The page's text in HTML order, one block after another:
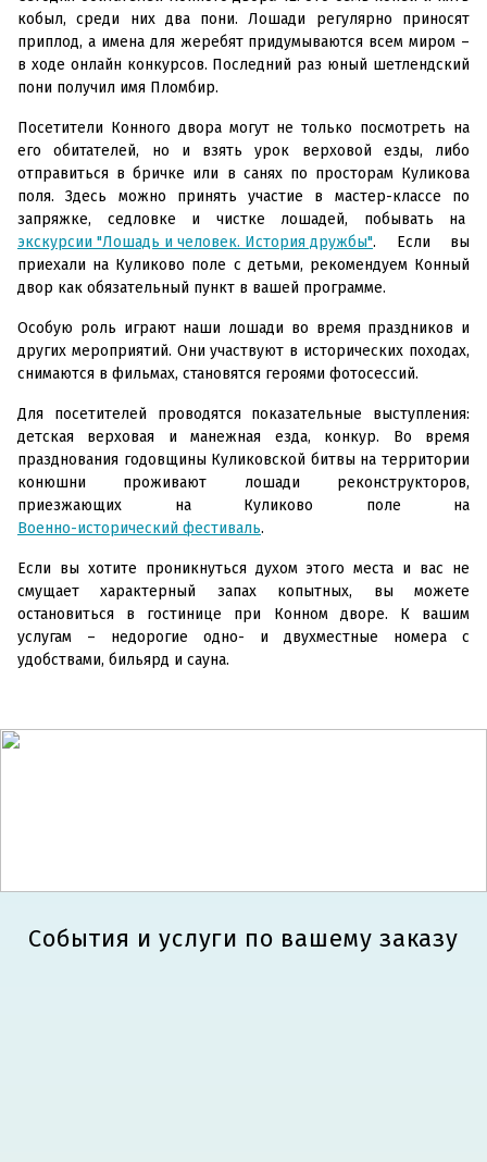
кобыл, среди них два пони. Лошади регулярно приносят
приплод, а имена для жеребят придумываются всем миром –
в ходе онлайн конкурсов. Последний раз юный шетлендский
пони получил имя Пломбир.
Посетители Конного двора могут не только посмотреть на
его обитателей, но и взять урок верховой езды, либо
отправиться в бричке или в санях по просторам Куликова
поля. Здесь можно принять участие в мастер-классе по
запряжке, седловке и чистке лошадей, побывать на
экскурсии "Лошадь и человек. История дружбы". Если вы
приехали на Куликово поле с детьми, рекомендуем Конный
двор как обязательный пункт в вашей программе.
Особую роль играют наши лошади во время праздников и
других мероприятий. Они участвуют в исторических походах,
снимаются в фильмах, становятся героями фотосессий.
Для посетителей проводятся показательные выступления:
детская верховая и манежная езда, конкур. Во время
празднования годовщины Куликовской битвы на территории
конюшни проживают лошади реконструкторов,
приезжающих на Куликово поле на
Военно-исторический фестиваль.
Если вы хотите проникнуться духом этого места и вас не
смущает характерный запах копытных, вы можете
остановиться в гостинице при Конном дворе. К вашим
услугам – недорогие одно- и двухместные номера с
удобствами, бильярд и сауна.
События и услуги по вашему заказу